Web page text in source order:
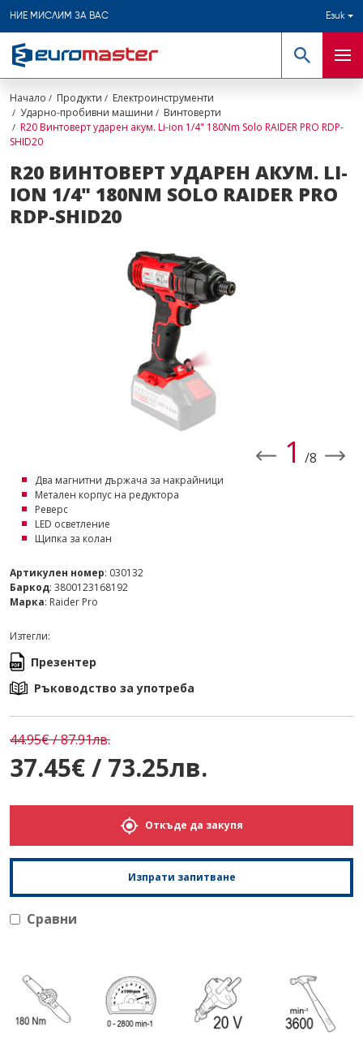
НИЕ МИСЛИМ ЗА ВАС Език
Търсене
Начало Продукти
Електроинструменти
Ударно-пробивни машини
Винтоверти
R20 Винтоверт ударен акум. Li-ion 1/4" 180Nm Solo RAIDER PRO RDP-
SHID20
R20 ВИНТОВЕРТ УДАРЕН АКУМ. LI-
ION 1/4" 180NM SOLO RAIDER PRO
RDP-SHID20
2 /8
Два магнитни държача за накрайници
Метален корпус на редуктора
Реверс
LED осветление
Щипка за колан
Артикулен номер: 030132
Баркод: 3800123168192
Марка: Raider Pro
Изтегли:
Презентер
Ръководство за употреба
44.95€ / 87.91лв.
37.45€ / 73.25лв.
Откъде да закупя
Изпрати запитване
Сравни